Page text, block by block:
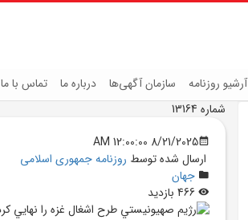
آرشیو روزنامه سازمان آگهی‌ها درباره ما تماس با ما
شماره 13164
8/21/2025 12:00:00 AM
ارسال شده توسط روزنامه جمهوری اسلامی
جهان